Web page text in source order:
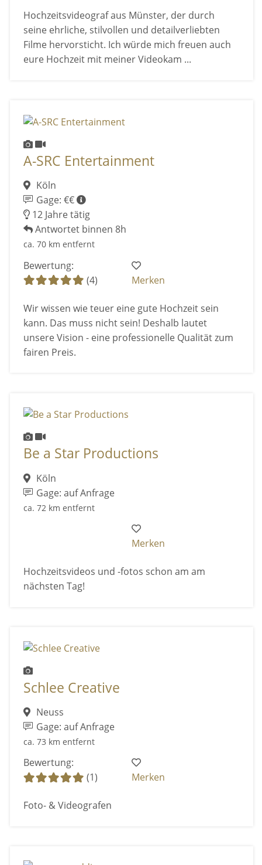
Hochzeitsvideograf aus Münster, der durch
seine ehrliche, stilvollen und detailverliebten
Filme hervorsticht. Ich würde mich freuen auch
eure Hochzeit mit meiner Videokam ...
A-SRC Entertainment
Köln
Gage: €€
12 Jahre tätig
Antwortet binnen 8h
ca. 70 km entfernt
Bewertung:
(4)
Merken
Wir wissen wie teuer eine gute Hochzeit sein
kann. Das muss nicht sein! Deshalb lautet
unsere Vision - eine professionelle Qualität zum
fairen Preis.
Be a Star Productions
Köln
Gage: auf Anfrage
ca. 72 km entfernt
Merken
Hochzeitsvideos und -fotos schon am am
nächsten Tag!
Schlee Creative
Neuss
Gage: auf Anfrage
ca. 73 km entfernt
Bewertung:
(1)
Merken
Foto- & Videografen